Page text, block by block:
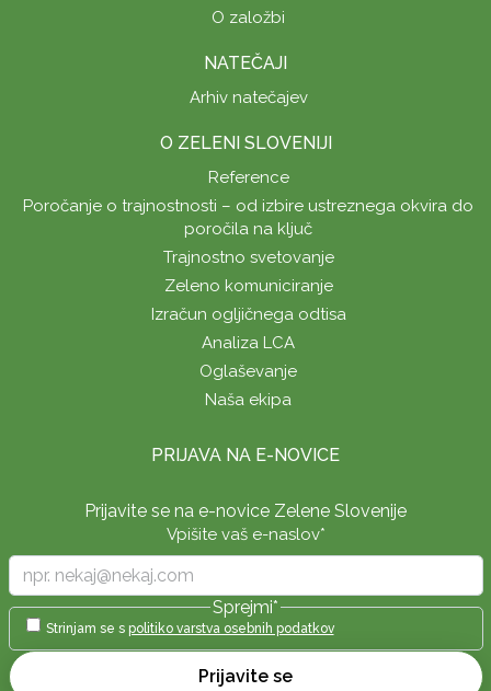
O založbi
NATEČAJI
Arhiv natečajev
O ZELENI SLOVENIJI
Reference
Poročanje o trajnostnosti – od izbire ustreznega okvira do
poročila na ključ
Trajnostno svetovanje
Zeleno komuniciranje
Izračun ogljičnega odtisa
Analiza LCA
Oglaševanje
Naša ekipa
PRIJAVA NA E-NOVICE
Prijavite se na e-novice Zelene Slovenije
Vpišite vaš e-naslov*
Sprejmi*
Strinjam se s politiko varstva osebnih podatkov
Prijavite se